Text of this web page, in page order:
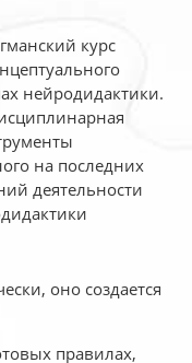
курс
нейродидактики.
на последних
деятельности
оно создается
правилах,